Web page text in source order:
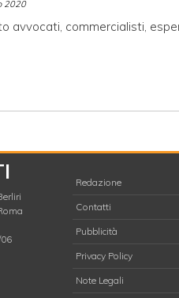
2020
avvocati, commercialisti,
Redazione
Contatti
Pubblicità
Privacy Policy
Note Legali